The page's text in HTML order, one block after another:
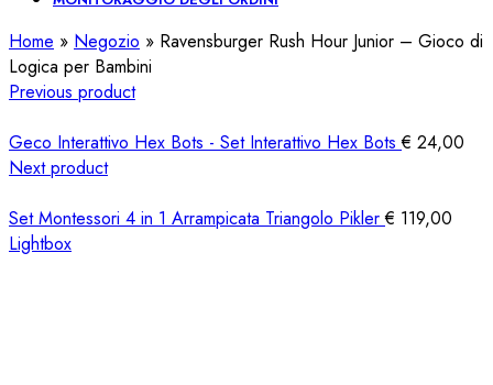
Home » Negozio » Ravensburger Rush Hour Junior – Gioco di
Logica per Bambini
Previous product
Geco Interattivo Hex Bots - Set Interattivo Hex Bots€ 24,00
Next product
Set Montessori 4 in 1 Arrampicata Triangolo Pikler€ 119,00
Lightbox